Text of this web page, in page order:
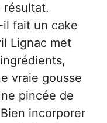
résultat.
fait un cake
Lignac met
vraie gousse
pincée de
incorporer